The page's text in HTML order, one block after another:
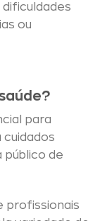
ou
para
público de
profissionais